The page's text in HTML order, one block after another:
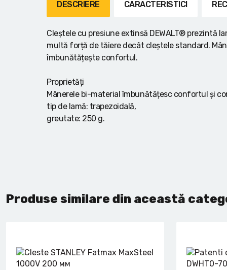
Acumulatoare si încărcătoare
DESCRIERE CARACTERISTICI
Cleștele cu presiune extinsă DEWALT® prezintă
multă forță de tăiere decât cleștele standard.
îmbunătățește confortul.
Proprietăți
Mânerele bi-material îmbunătățesc confortul și
tip de lamă: trapezoidală,
greutate: 250 g.
Produse similare din această